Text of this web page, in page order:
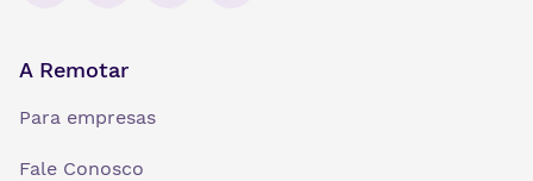
A Remotar
Para empresas
Fale Conosco